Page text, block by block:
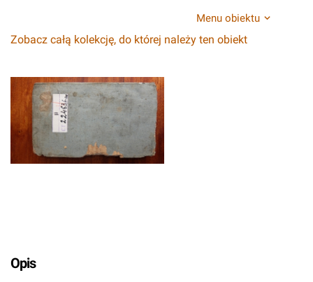
Menu obiektu
Zobacz całą kolekcję, do której należy ten obiekt
Opis